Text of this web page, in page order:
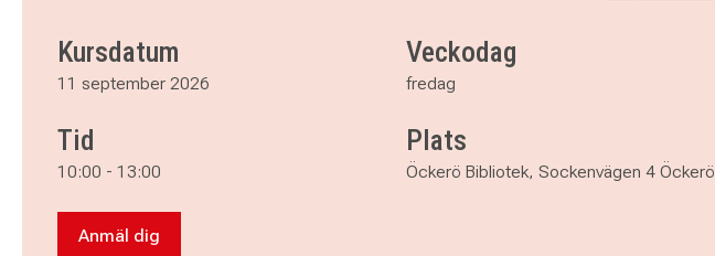
Kursdatum
11 september 2026
Veckodag
fredag
Tid
10:00 - 13:00
Plats
Öckerö Bibliotek, Sockenvägen 4 Öckerö
Anmäl dig till Förnya dina textilier
Anmäl dig